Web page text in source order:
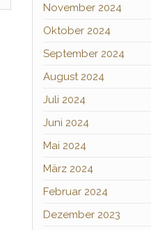
November 2024
Oktober 2024
September 2024
August 2024
Juli 2024
Juni 2024
Mai 2024
März 2024
Februar 2024
Dezember 2023